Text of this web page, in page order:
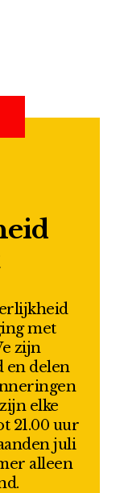
met
zijn
en delen
elke
21.00 uur
juli
alleen